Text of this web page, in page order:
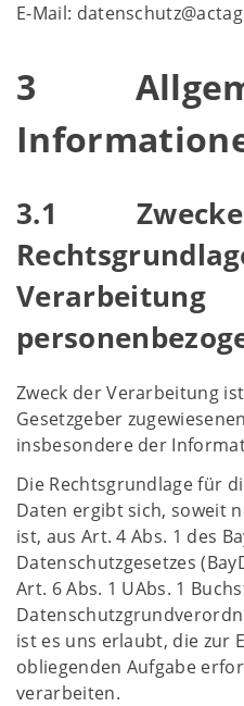
E-Mail:
3
3.1 Zwecke
Verarbeitung
Zweck der Verarbeitung
Gesetzgeber
insbesondere der
Die Rechtsgrundlage für
Daten ergibt sich, soweit
ist, aus Art. 4 Abs. 1 des
Datenschutzgesetzes
Art. 6 Abs. 1 UAbs. 1
ist es uns erlaubt, die zur
obliegenden Aufgabe
verarbeiten.